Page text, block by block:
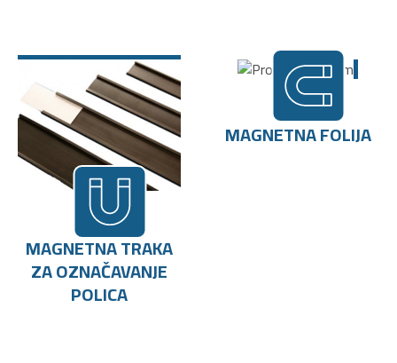
MAGNETNA TRAKA
ZA OZNAČAVANJE
POLICA
MAGNETNA FOLIJA